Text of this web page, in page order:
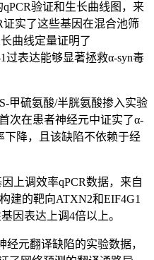
验证和生长曲线图，来
证实了这些基因在混合池筛
曲线定量证明了
过表达能够显著拯救α-syn毒
甲硫氨酸/半胱氨酸掺入实验
次在患者神经元中证实了α-
下降，且该缺陷不依赖于经
上调效率qPCR数据，来自
建的靶向ATXN2和EIF4G1
因表达上调4倍以上。
经元翻译缺陷的实验数据，